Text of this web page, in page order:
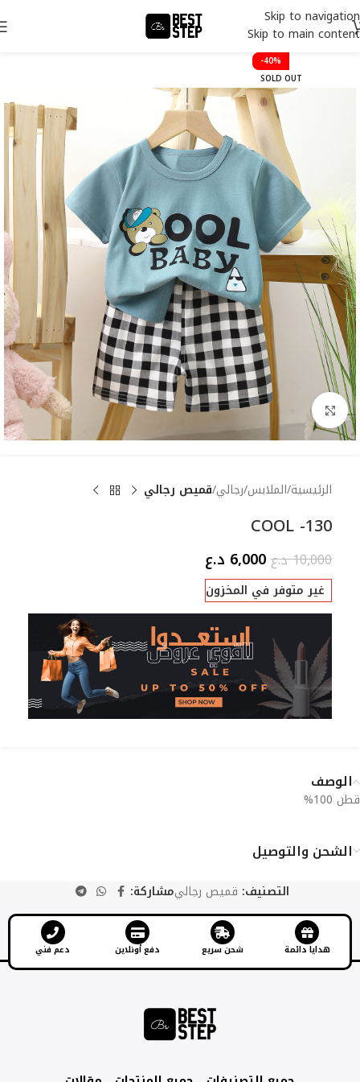
Skip to navigation
Skip to main content
-40%
SOLD OUT
Click to enlarge
الرئيسية الملابس رجالي قميص رجالي
COOL -130
10,000د.ع6,000 د.ع
غير متوفر في المخزون
الوصف
قطن 100%
الشحن والتوصيل
التصنيف: قميص رجاليمشاركة:
هدايا دائمة شحن سريع دفع أونلاين دعم فني